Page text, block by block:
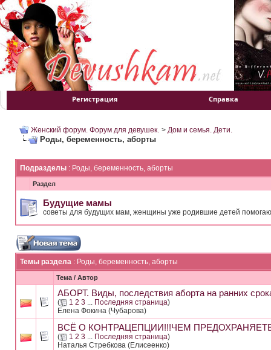
Регистрация Справка
Женский форум. Форум для девушек. > Дом и семья. Дети.
Роды, беременность, аборты
Подразделы : Роды, беременность, аборты
Раздел
Будущие мамы
советы для будущих мам, женщины уже родившие детей
Темы раздела : Роды, беременность, аборты
Тема / Автор
АБОРТ. Виды, последствия аборта на ранних
( 1 2 3 ... Последняя страница)
Елена Фокина (Чубарова)
ВСЁ О КОНТРАЦЕПЦИИ!!!ЧЕМ
( 1 2 3 ... Последняя страница)
Наталья Стребкова (Елисеенко)